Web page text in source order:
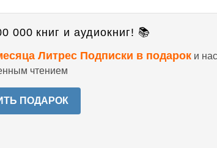
000 книг и аудиокниг! 📚
Литрес Подписки в подарок и
чтением
ПОДАРОК